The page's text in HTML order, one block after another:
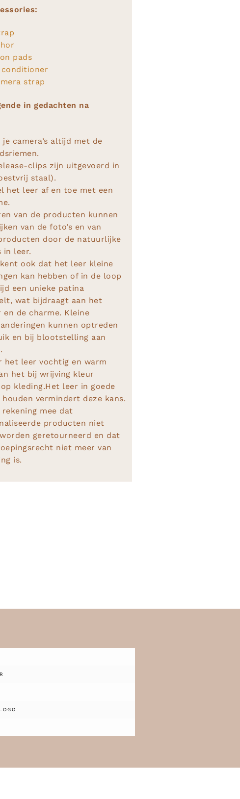
pads
strap
in gedachten na
je camera’s altijd met de
clips zijn uitgevoerd in
staal).
het leer af en toe met een
van de producten kunnen
van de foto’s en van
door de natuurlijke
in leer.
ook dat het leer kleine
kan hebben of in de loop
een unieke patina
wat bijdraagt aan het
en de charme. Kleine
kunnen optreden
en bij blootstelling aan
het leer vochtig en warm
het bij wrijving kleur
op kleding.Het leer in goede
vermindert deze kans.
rekening mee dat
producten niet
geretourneerd en dat
niet meer van
is.